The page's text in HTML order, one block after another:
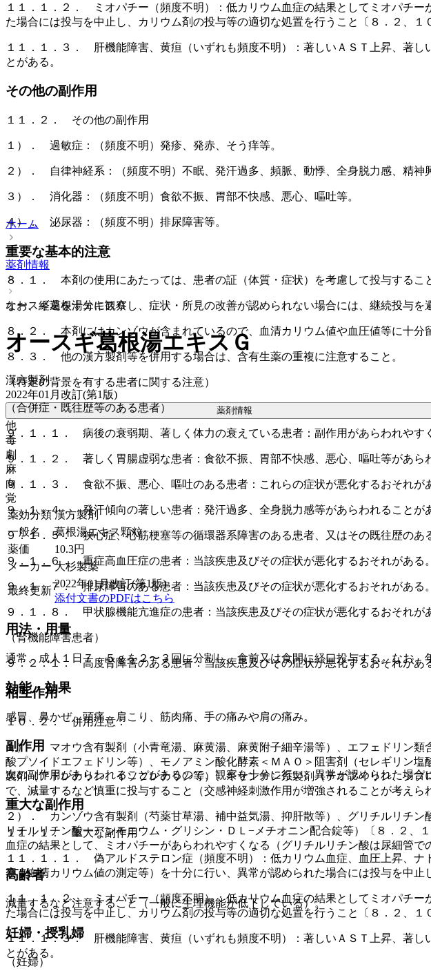
１１．１．２． ミオパチー（頻度不明）：低カリウム血症の結果としてミオパチ
た場合には投与を中止し、カリウム剤の投与等の適切な処置を行うこと〔８．２、１
１１．１．３． 肝機能障害、黄疸（いずれも頻度不明）：著しいＡＳＴ上昇、著
とがある。
その他の副作用
１１．２． その他の副作用
１）． 過敏症：（頻度不明）発疹、発赤、そう痒等。
２）． 自律神経系：（頻度不明）不眠、発汗過多、頻脈、動悸、全身脱力感、精神
３）． 消化器：（頻度不明）食欲不振、胃部不快感、悪心、嘔吐等。
４）． 泌尿器：（頻度不明）排尿障害等。
重要な基本的注意
８．１． 本剤の使用にあたっては、患者の証（体質・症状）を考慮して投与するこ
なお、経過を十分に観察し、症状・所見の改善が認められない場合には、継続投与を
８．２． 本剤にはカンゾウが含まれているので、血清カリウム値や血圧値等に十分
８．３． 他の漢方製剤等を併用する場合は、含有生薬の重複に注意すること。
（特定の背景を有する患者に関する注意）
（合併症・既往歴等のある患者）
９．１．１． 病後の衰弱期、著しく体力の衰えている患者：副作用があらわれやす
９．１．２． 著しく胃腸虚弱な患者：食欲不振、胃部不快感、悪心、嘔吐等があら
９．１．３． 食欲不振、悪心、嘔吐のある患者：これらの症状が悪化するおそれが
９．１．４． 発汗傾向の著しい患者：発汗過多、全身脱力感等があらわれることが
９．１．５． 狭心症、心筋梗塞等の循環器系障害のある患者、又はその既往歴のあ
９．１．６． 重症高血圧症の患者：当該疾患及びその症状が悪化するおそれがある。
９．１．７． 排尿障害のある患者：当該疾患及びその症状が悪化するおそれがある。
９．１．８． 甲状腺機能亢進症の患者：当該疾患及びその症状が悪化するおそれが
（腎機能障害患者）
９．２．１． 高度腎障害のある患者：当該疾患及びその症状が悪化するおそれがあ
相互作用
１０．２． 併用注意：
１）． マオウ含有製剤（小青竜湯、麻黄湯、麻黄附子細辛湯等）、エフェドリン
酸プソイドエフェドリン等）、モノアミン酸化酵素＜ＭＡＯ＞阻害剤（セレギリン
製剤（アドレナリン、イソプレナリン等）、キサンチン系製剤（テオフィリン、ジ
で、減量するなど慎重に投与すること（交感神経刺激作用が増強されることが考えら
２）． カンゾウ含有製剤（芍薬甘草湯、補中益気湯、抑肝散等）、グリチルリチ
リチルリチン酸一アンモニウム・グリシン・ＤＬ−メチオニン配合錠等）〔８．２
血症の結果として、ミオパチーがあらわれやすくなる（グリチルリチン酸は尿細管
高齢者
減量するなど注意すること（一般に生理機能が低下している）。
妊婦・授乳婦
（妊婦）
ホーム
薬剤情報
オースギ葛根湯エキスＧ
オースギ葛根湯エキスＧ
漢方製剤
2022年01月改訂(第1版)
薬剤情報
他
毒
劇
麻
向
覚
薬効分類 漢方製剤
一般名
葛根湯エキス顆粒
薬価
10.3円
メーカー 大杉製薬
最終更新
2022年01月改訂(第1版)
添付文書のPDFはこちら
用法・用量
通常、成人１日７．５ｇを２〜３回に分割し、食前又は食間に経口投与する。なお、
効能・効果
感冒、鼻かぜ、頭痛、肩こり、筋肉痛、手の痛みや肩の痛み。
副作用
次の副作用があらわれることがあるので、観察を十分に行い、異常が認められた場合
重大な副作用
１１．１． 重大な副作用
１１．１．１． 偽アルドステロン症（頻度不明）：低カリウム血症、血圧上昇、
察（血清カリウム値の測定等）を十分に行い、異常が認められた場合には投与を中
１１．１．２． ミオパチー（頻度不明）：低カリウム血症の結果としてミオパチ
た場合には投与を中止し、カリウム剤の投与等の適切な処置を行うこと〔８．２、１
１１．１．３． 肝機能障害、黄疸（いずれも頻度不明）：著しいＡＳＴ上昇、著し
とがある。